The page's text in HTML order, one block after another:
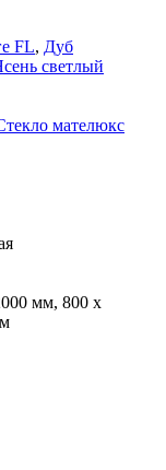
FL, Дуб
светлый
мателюкс
мм, 800 х